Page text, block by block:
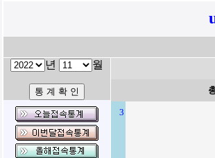
년 월
3